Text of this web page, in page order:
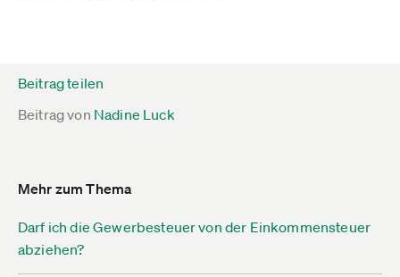
Beitrag teilen
Beitrag von Nadine Luck
Mehr zum Thema
Darf ich die Gewerbesteuer von der Einkommensteuer
abziehen?